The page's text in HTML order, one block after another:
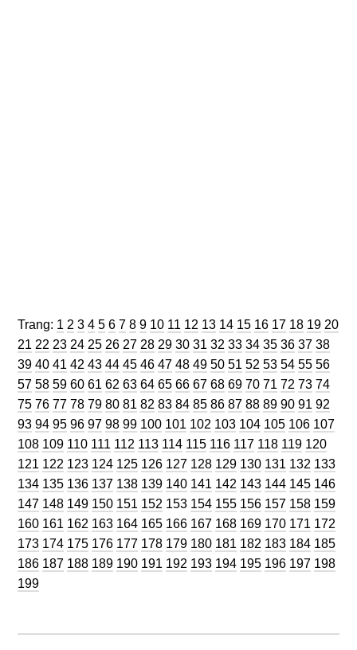
Trang: Trang
1 Trang
2 Trang
3 Trang
4 Trang
5 Trang
6 Trang
7 Trang
8 Trang
9 Trang
10 Trang
11 Trang
12 Trang
13 Trang
14 Trang
15 Trang
16 Trang
17 Trang
18 Trang
19 Trang
20
Trang
21 Trang
22 Trang
23 Trang
24 Trang
25 Trang
26 Trang
27 Trang
28 Trang
29 Trang
30 Trang
31 Trang
32 Trang
33 Trang
34 Trang
35 Trang
36 Trang
37 Trang
38
39 Trang
40 Trang
41 Trang
42 Trang
43 Trang
44 Trang
45 Trang
46 Trang
47 Trang
48 Trang
49 Trang
50 Trang
51 Trang
52 Trang
53 Trang
54 Trang
55 Trang
56
57 Trang
58 Trang
59 Trang
60 Trang
61 Trang
62 Trang
63 Trang
64 Trang
65 Trang
66 Trang
67 Trang
68 Trang
69 Trang
70 Trang
71 Trang
72 Trang
73 Trang
74
75 Trang
76 Trang
77 Trang
78 Trang
79 Trang
80 Trang
81 Trang
82 Trang
83 Trang
84 Trang
85 Trang
86 Trang
87 Trang
88 Trang
89 Trang
90 Trang
91 Trang
92
93 Trang
94 Trang
95 Trang
96 Trang
97 Trang
98 Trang
99 Trang
100 Trang
101 Trang
102 Trang
103 Trang
104 Trang
105 Trang
106 Trang
107
108 Trang
109 Trang
110 Trang
111 Trang
112 Trang
113 Trang
114 Trang
115 Trang
116 Trang
117 Trang
118 Trang
119 Trang
120
121 Trang
122 Trang
123 Trang
124 Trang
125 Trang
126 Trang
127 Trang
128 Trang
129 Trang
130 Trang
131 Trang
132 Trang
133
134 Trang
135 Trang
136 Trang
137 Trang
138 Trang
139 Trang
140 Trang
141 Trang
142 Trang
143 Trang
144 Trang
145 Trang
146
147 Trang
148 Trang
149 Trang
150 Trang
151 Trang
152 Trang
153 Trang
154 Trang
155 Trang
156 Trang
157 Trang
158 Trang
159
160 Trang
161 Trang
162 Trang
163 Trang
164 Trang
165 Trang
166 Trang
167 Trang
168 Trang
169 Trang
170 Trang
171 Trang
172
173 Trang
174 Trang
175 Trang
176 Trang
177 Trang
178 Trang
179 Trang
180 Trang
181 Trang
182 Trang
183 Trang
184 Trang
185
186 Trang
187 Trang
188 Trang
189 Trang
190 Trang
191 Trang
192 Trang
193 Trang
194 Trang
195 Trang
196 Trang
197 Trang
198
199